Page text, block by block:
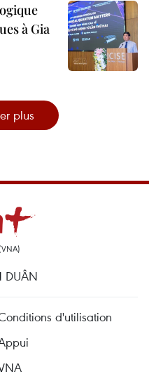
à Gia
plus
DUÂN
d'utilisation